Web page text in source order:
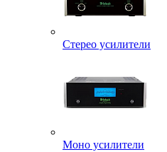
Стерео усилители
Моно усилители